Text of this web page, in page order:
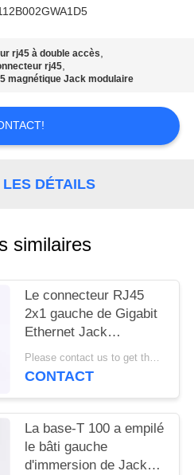
rj45 à double accès,
rj45,
magnétique Jack modulaire
DÉTAILS
similaires
Le connecteur RJ45
2x1 gauche de Gigabit
Ethernet Jack
modulaire 2 a
compensé le St/Jk
Please contact us to get the latest price. MOQ:1 morceau
CONTACT
La base-T 100 a empilé
le bâti gauche
d'immersion de Jack